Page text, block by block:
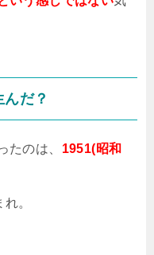
だ？
たのは、 1951(昭和
。